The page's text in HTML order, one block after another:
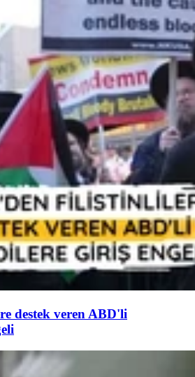
destek veren ABD'li